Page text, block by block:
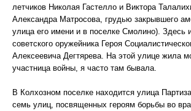
летчиков Николая Гастелло и Виктора
Александра Матросова, грудью закрывшего
улица его имени и в поселке Смолино). Здесь
советского оружейника Героя
Алексеевича Дегтярева. На этой улице жила
участница войны, я часто там бывала.
В Колхозном поселке находится улица
семь улиц, посвященных героям борьбы во